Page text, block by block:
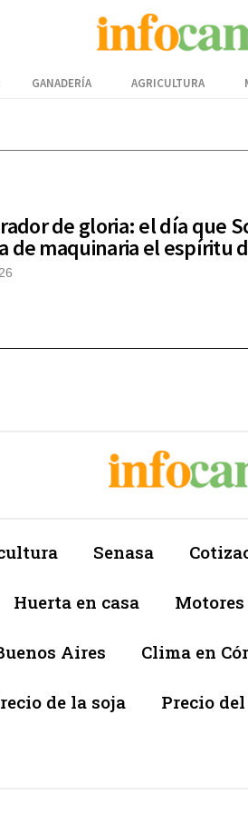
GANADERÍA AGRICULTURA
de gloria: el día que
de maquinaria el espíritu
Senasa
Huerta en casa Motores
Aires Clima en
de la soja Precio